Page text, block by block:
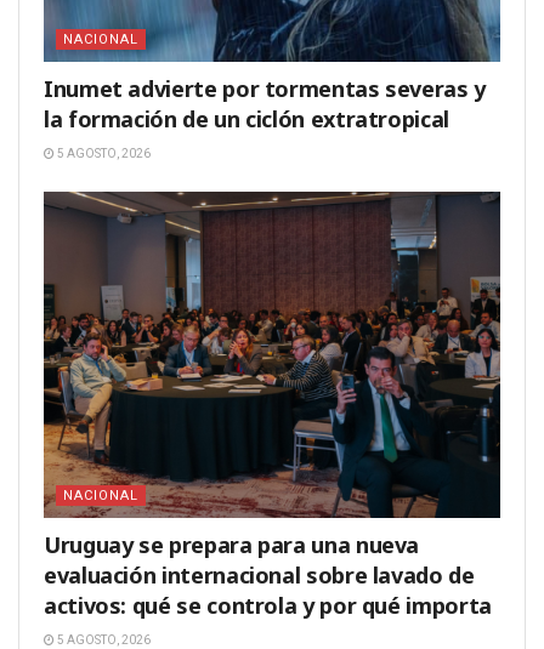
NACIONAL
Inumet advierte por tormentas severas y
la formación de un ciclón extratropical
5 AGOSTO, 2026
NACIONAL
Uruguay se prepara para una nueva
evaluación internacional sobre lavado de
activos: qué se controla y por qué importa
5 AGOSTO, 2026